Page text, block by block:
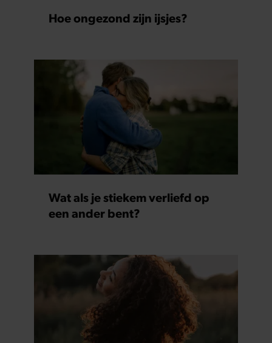
Hoe ongezond zijn ijsjes?
Wat als je stiekem verliefd op
een ander bent?